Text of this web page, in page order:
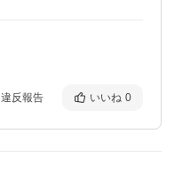
違反報告 いいね 0